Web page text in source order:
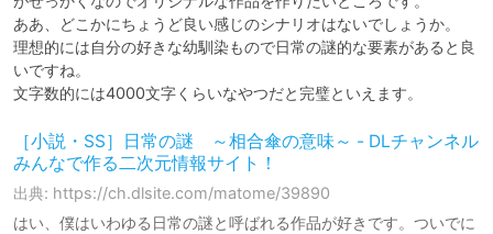
ああ、どこかにちょうど良い感じのシナリオはないでしょうか。
理想的には自分の好きな幼馴染もので日常の謎的な要素があると良
いですね。
［小説・SS］日常の謎 ～相合傘の意味～ - DLチャンネル
みんなで作る二次元情報サイト！
出典: https://ch.dlsite.com/matome/39890
はい、僕はいわゆる日常の謎と呼ばれる作品が好きです。ついでに